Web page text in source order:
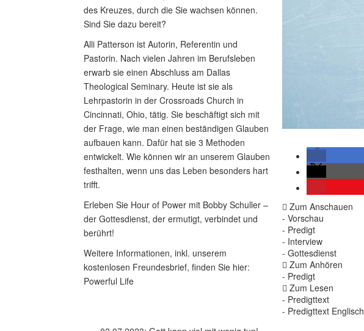
Zum Anschauen
- Vorschau
- Predigt
- Interview
- Gottesdienst
Zum Anhören
- Predigt
Zum Lesen
- Predigttext
- Predigttext Englisch
des Kreuzes, durch die Sie wachsen können.
Sind Sie dazu bereit?
Alli Patterson ist Autorin, Referentin und
Pastorin. Nach vielen Jahren im Berufsleben
erwarb sie einen Abschluss am Dallas
Theological Seminary. Heute ist sie als
Lehrpastorin in der Crossroads Church in
Cincinnati, Ohio, tätig. Sie beschäftigt sich mit
der Frage, wie man einen beständigen Glauben
aufbauen kann. Dafür hat sie 3 Methoden
entwickelt. Wie können wir an unserem Glauben
festhalten, wenn uns das Leben besonders hart
trifft.
Erleben Sie Hour of Power mit Bobby Schuller –
der Gottesdienst, der ermutigt, verbindet und
berührt!
Weitere Informationen, inkl. unserem
kostenlosen Freundesbrief, finden Sie hier:
Powerful Life